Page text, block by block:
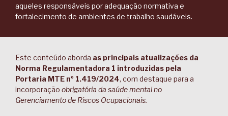
aqueles responsáveis por adequação normativa e
fortalecimento de ambientes de trabalho saudáveis.
Este conteúdo aborda as principais atualizações da
Norma Regulamentadora 1 introduzidas pela
Portaria MTE nº 1.419/2024, com destaque para a
incorporação obrigatória da saúde mental no
Gerenciamento de Riscos Ocupacionais.